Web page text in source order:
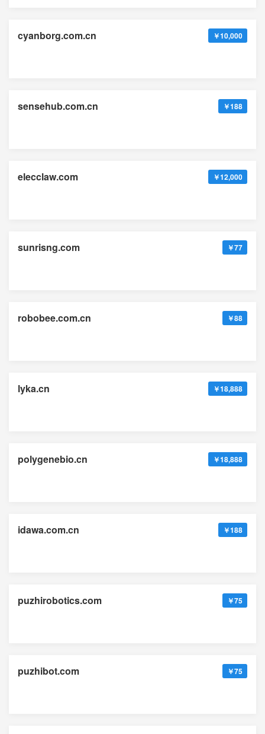
cyanborg.com.cn ￥10,000
sensehub.com.cn ￥188
elecclaw.com ￥12,000
sunrisng.com ￥77
robobee.com.cn ￥88
lyka.cn ￥18,888
polygenebio.cn ￥18,888
idawa.com.cn ￥188
puzhirobotics.com ￥75
puzhibot.com ￥75